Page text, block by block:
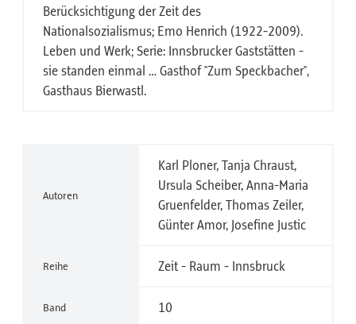
Berücksichtigung der Zeit des
Nationalsozialismus; Emo Henrich (1922-2009).
Leben und Werk; Serie: Innsbrucker Gaststätten -
sie standen einmal … Gasthof "Zum Speckbacher",
Gasthaus Bierwastl.
Autoren
Karl Ploner, Tanja Chraust,
Ursula Scheiber, Anna-Maria
Gruenfelder, Thomas Zeiler,
Günter Amor, Josefine Justic
Reihe Zeit - Raum - Innsbruck
Band 10